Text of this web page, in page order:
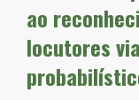
ao
locutores